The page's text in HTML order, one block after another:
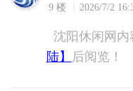
9 楼 2026/7/2
沈阳休闲网内
陆】
后阅览！